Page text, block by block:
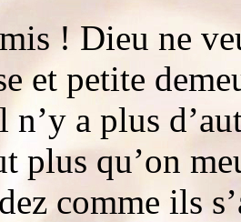
! Dieu ne
et petite
n’y a plus
plus qu’on
comme ils